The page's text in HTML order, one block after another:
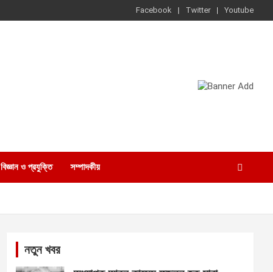
Facebook Twitter Youtube
বিজ্ঞান ও প্রযুক্তি সম্পাদকীয়
নতুন খবর